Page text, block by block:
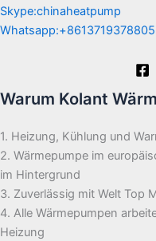
Skype:chinaheatpump
Whatsapp:+8613719378805
Warum Kolant
1. Heizung, Kühlung und
2. Wärmepumpe im
im Hintergrund
3. Zuverlässig mit Welt Top
4. Alle Wärmepumpen
Heizung